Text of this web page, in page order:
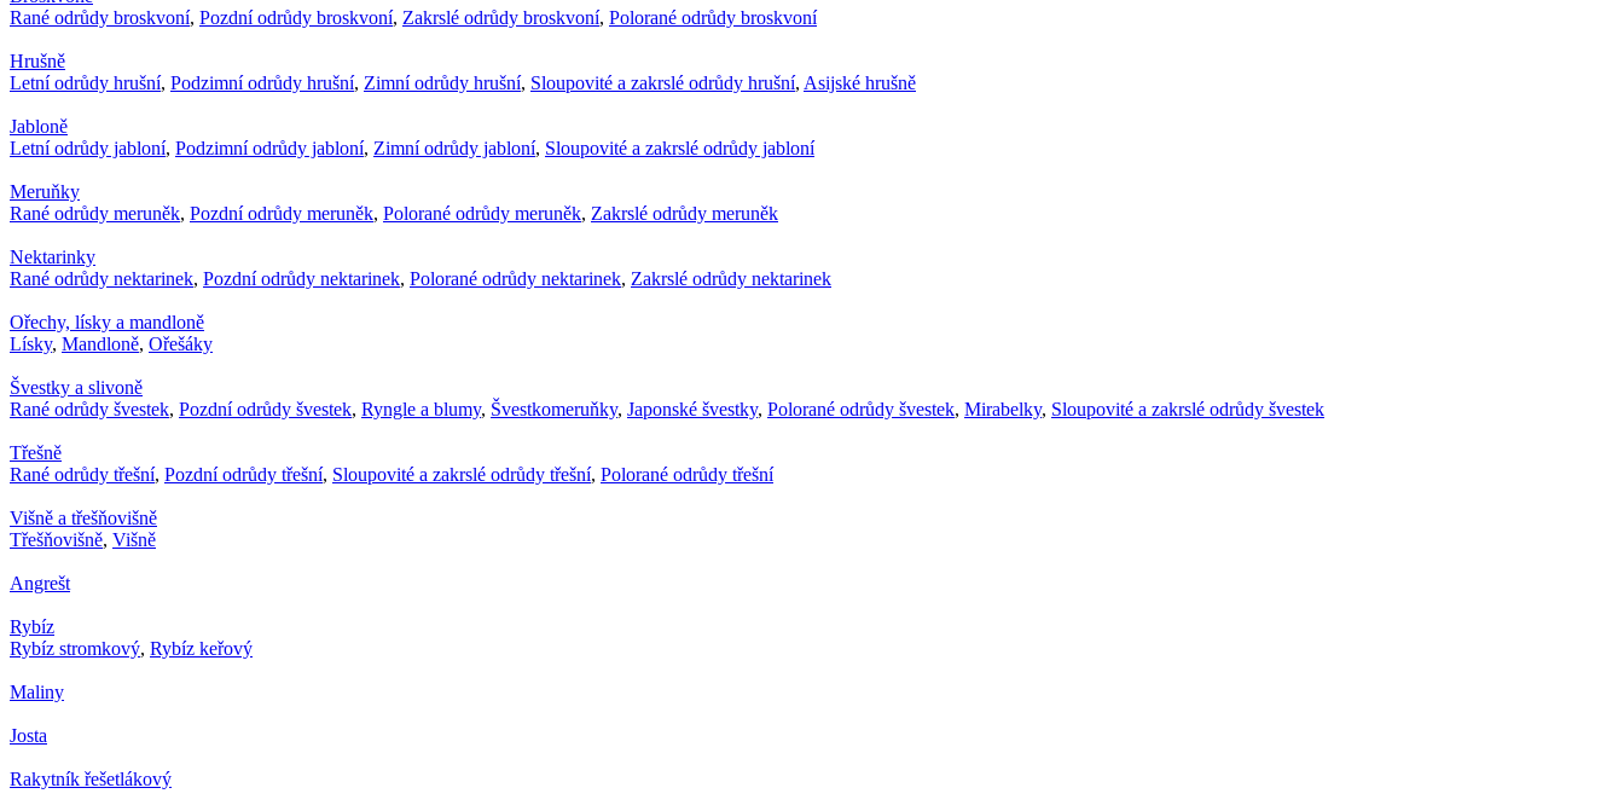
Rané odrůdy broskvoní, Pozdní odrůdy broskvoní, Zakrslé odrůdy broskvoní, Polorané odrůdy broskvoní
Hrušně
Letní odrůdy hrušní, Podzimní odrůdy hrušní, Zimní odrůdy hrušní, Sloupovité a zakrslé odrůdy hrušní, Asijské hrušně
Jabloně
Letní odrůdy jabloní, Podzimní odrůdy jabloní, Zimní odrůdy jabloní, Sloupovité a zakrslé odrůdy jabloní
Meruňky
Rané odrůdy meruněk, Pozdní odrůdy meruněk, Polorané odrůdy meruněk, Zakrslé odrůdy meruněk
Nektarinky
Rané odrůdy nektarinek, Pozdní odrůdy nektarinek, Polorané odrůdy nektarinek, Zakrslé odrůdy nektarinek
Ořechy, lísky a mandloně
Lísky, Mandloně, Ořešáky
Švestky a slivoně
Rané odrůdy švestek, Pozdní odrůdy švestek, Ryngle a blumy, Švestkomeruňky, Japonské švestky, Polorané odrůdy švestek, Mirabelky, Sloupovité a zakrslé odrůdy švestek
Třešně
Rané odrůdy třešní, Pozdní odrůdy třešní, Sloupovité a zakrslé odrůdy třešní, Polorané odrůdy třešní
Višně a třešňovišně
Třešňovišně, Višně
Angrešt
Rybíz
Rybíz stromkový, Rybíz keřový
Maliny
Josta
Rakytník řešetlákový